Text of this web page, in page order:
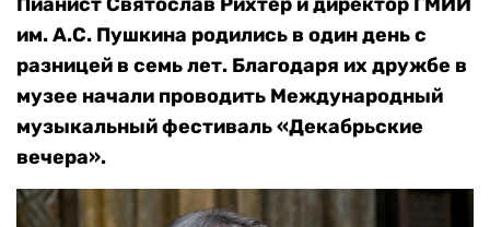
им. А.С. Пушкина родились в один день с
разницей в семь лет. Благодаря их дружбе в
музее начали проводить Международный
музыкальный фестиваль «Декабрьские
вечера».